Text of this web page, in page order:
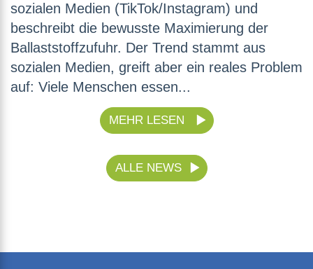
sozialen Medien (TikTok/Instagram) und
beschreibt die bewusste Maximierung der
Ballaststoffzufuhr. Der Trend stammt aus
sozialen Medien, greift aber ein reales Problem
auf: Viele Menschen essen...
MEHR LESEN
ALLE NEWS